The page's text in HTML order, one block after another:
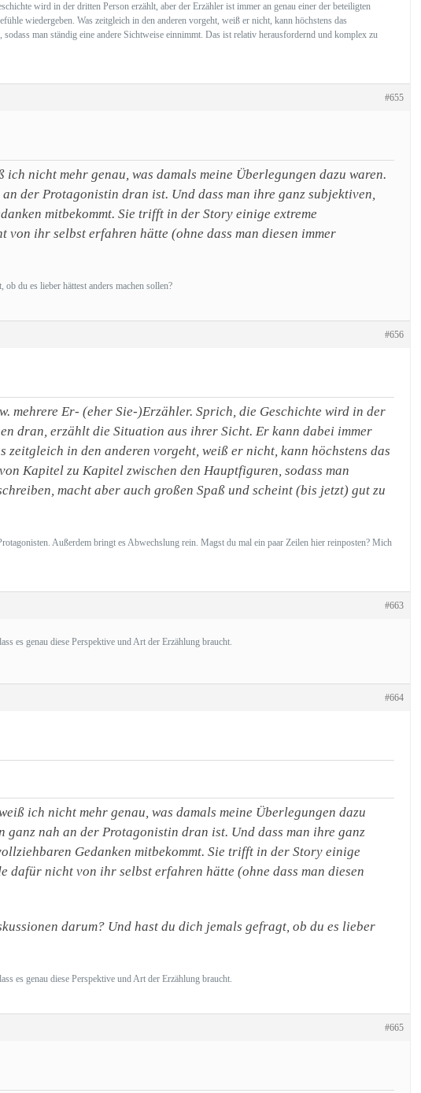
wird in der dritten Person erzählt, aber der Erzähler ist immer an genau einer der beteiligten
wiedergeben. Was zeitgleich in den anderen vorgeht, weiß er nicht, kann höchstens das
man ständig eine andere Sichtweise einnimmt. Das ist relativ herausfordernd und komplex zu
#655
nicht mehr genau, was damals meine Überlegungen dazu waren.
der Protagonistin dran ist. Und dass man ihre ganz subjektiven,
mitbekommt. Sie trifft in der Story einige extreme
ihr selbst erfahren hätte (ohne dass man diesen immer
du es lieber hättest anders machen sollen?
#656
mehrere Er- (eher Sie-)Erzähler. Sprich, die Geschichte wird in der
dran, erzählt die Situation aus ihrer Sicht. Er kann dabei immer
zeitgleich in den anderen vorgeht, weiß er nicht, kann höchstens das
Kapitel zu Kapitel zwischen den Hauptfiguren, sodass man
macht aber auch großen Spaß und scheint (bis jetzt) gut zu
Außerdem bringt es Abwechslung rein. Magst du mal ein paar Zeilen hier reinposten? Mich
#663
es genau diese Perspektive und Art der Erzählung braucht.
#664
ich nicht mehr genau, was damals meine Überlegungen dazu
nah an der Protagonistin dran ist. Und dass man ihre ganz
Gedanken mitbekommt. Sie trifft in der Story einige
dafür nicht von ihr selbst erfahren hätte (ohne dass man diesen
darum? Und hast du dich jemals gefragt, ob du es lieber
es genau diese Perspektive und Art der Erzählung braucht.
#665